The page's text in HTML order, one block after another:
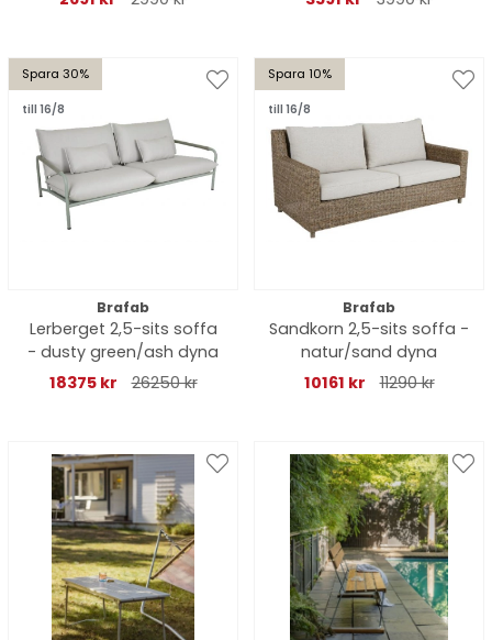
Spara 30%
till 16/8
Brafab
Lerberget 2,5-sits soffa
- dusty green/ash dyna
18375 kr
26250 kr
Spara 10%
till 16/8
Brafab
Sandkorn 2,5-sits soffa -
natur/sand dyna
10161 kr
11290 kr